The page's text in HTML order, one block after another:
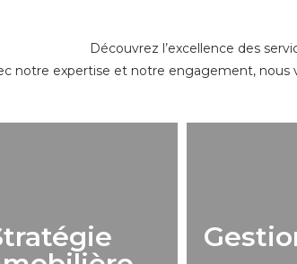
Découvrez l’excellence des
notre expertise et notre engagement, nous